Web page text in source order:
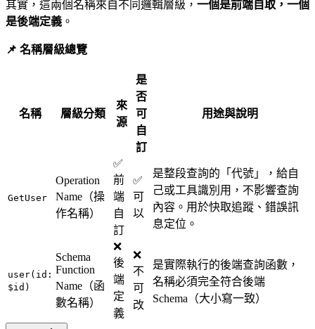
其實，這兩個名稱來自不同邏輯層級， 一個是前端自取，一個
是後端定義 。
📌 名稱層級總覽
名稱 層級分類
來
源
是
否
可
自
訂
用途與說明
GetUser
Operation
Name（操
作名稱）
✅
前
端
自
訂
✅
可
以
是整段查詢的「代號」，給自
己或工具識別用，不影響查詢
內容。用於快取追蹤、錯誤訊
息定位。
user(id:
$id)
Schema
Function
Name（函
數名稱）
❌
後
端
定
義
❌
不
可
改
是實際執行的後端查詢函數，
名稱必須完全符合後端
Schema（大小寫一致）